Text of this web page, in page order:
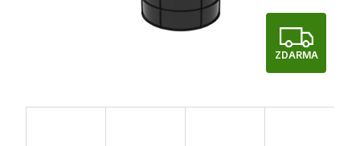
Z
D
A
ZDARMA